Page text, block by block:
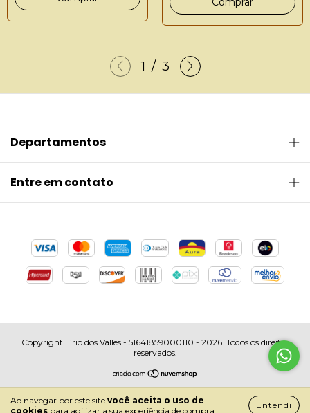
Ao navegar por este site você aceita o uso de
cookies para agilizar a sua experiência de compra.
Entendi
1 / 3
Departamentos
Entre em contato
Copyright Lírio dos Valles - 51641859000110 - 2026. Todos os direitos
reservados.